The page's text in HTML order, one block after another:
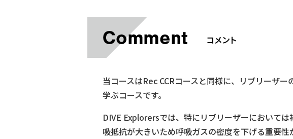
当コースはRec CCRコースと同様に、リブリーザ
学ぶコースです。
DIVE Explorersでは、特にリブリーザーにおいて
吸抵抗が大きいため呼吸ガスの密度を下げる重要